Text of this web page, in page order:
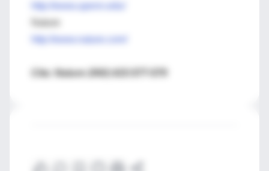
http://www.upenn.edu/
Cita: Nature 2002;415:577-579